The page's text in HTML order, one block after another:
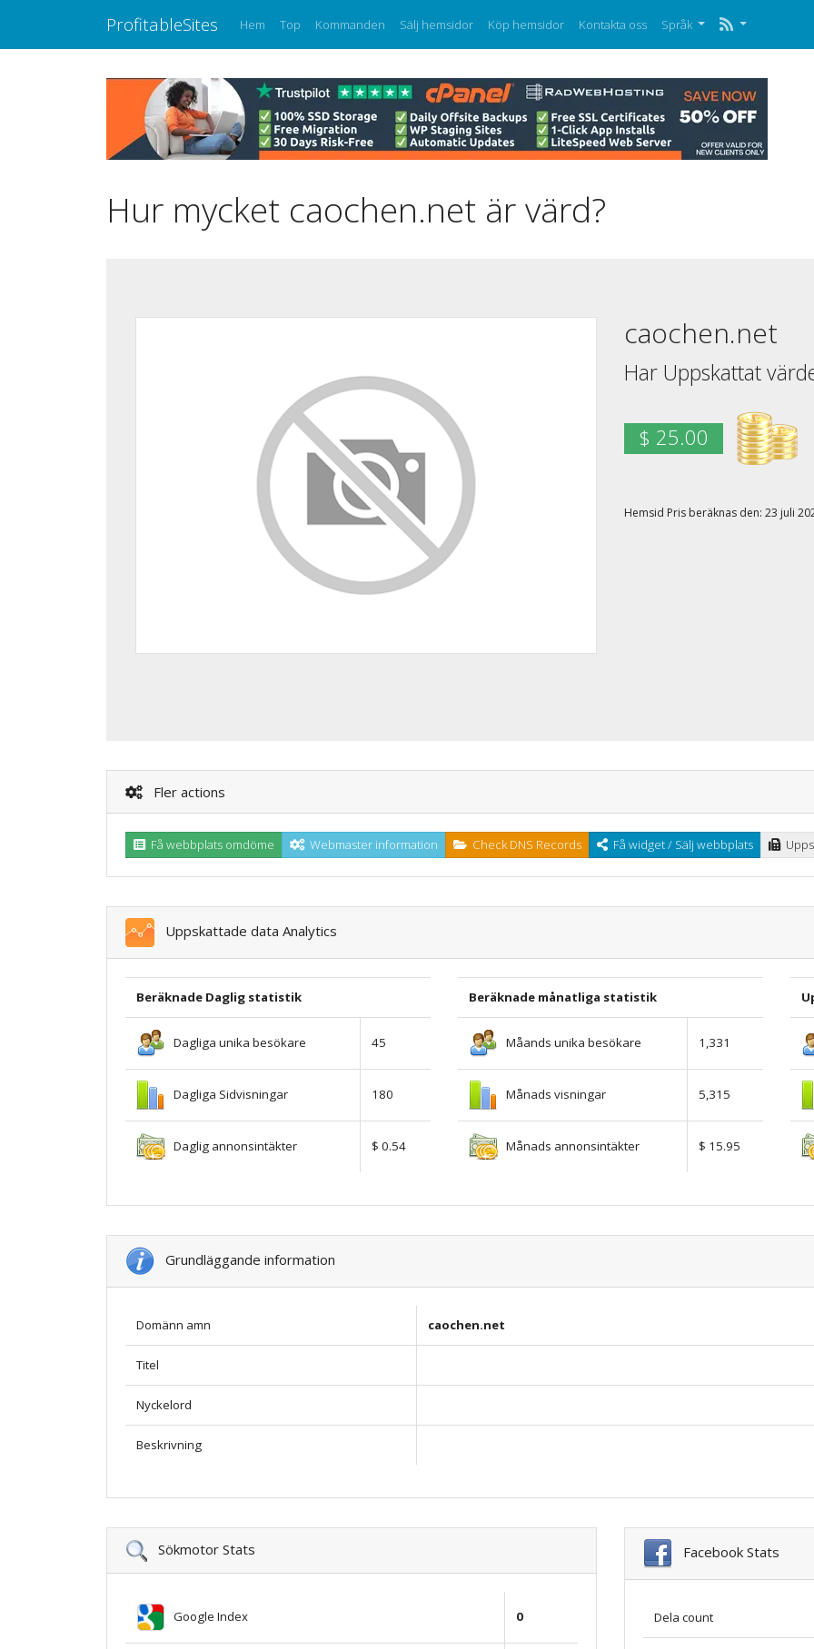
ProfitableSites Hem Top Kommanden Sälj hemsidor Köp hemsidor Kontakta oss Språk
Hur mycket caochen.net är värd?
caochen.net
Har Uppskattat
$ 25.00
Hemsid Pris beräknas den: 23 juli
Fler actions
Få webbplats omdöme Webmaster information Check DNS Records Få widget / Sälj webbplats
Uppskattade data Analytics
Beräknade Daglig statistik
Dagliga unika besökare 45
Dagliga Sidvisningar 180
Daglig annonsintäkter $ 0.54
Beräknade månatliga statistik
Måands unika besökare 1,331
Månads visningar 5,315
Månads annonsintäkter $ 15.95
Grundläggande information
Domänn amn caochen.net
Titel
Nyckelord
Beskrivning
Sökmotor Stats
Google Index 0
Facebook Stats
Dela count